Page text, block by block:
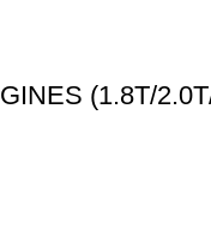
(1.8T/